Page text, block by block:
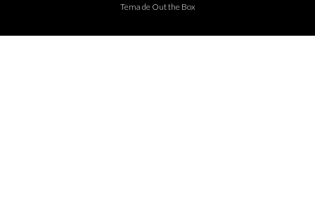
Tema de Out the Box